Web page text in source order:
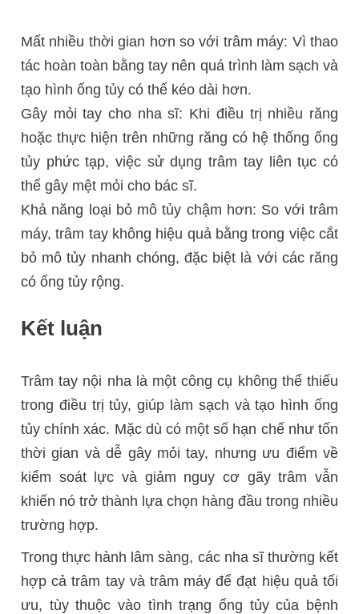
Mất nhiều thời gian hơn so với trâm máy: Vì thao
tác hoàn toàn bằng tay nên quá trình làm sạch và
tạo hình ống tủy có thể kéo dài hơn.
Gây mỏi tay cho nha sĩ: Khi điều trị nhiều răng
hoặc thực hiện trên những răng có hệ thống ống
tủy phức tạp, việc sử dụng trâm tay liên tục có
thể gây mệt mỏi cho bác sĩ.
Khả năng loại bỏ mô tủy chậm hơn: So với trâm
máy, trâm tay không hiệu quả bằng trong việc cắt
bỏ mô tủy nhanh chóng, đặc biệt là với các răng
có ống tủy rộng.
Kết luận
Trâm tay nội nha là một công cụ không thể thiếu
trong điều trị tủy, giúp làm sạch và tạo hình ống
tủy chính xác. Mặc dù có một số hạn chế như tốn
thời gian và dễ gây mỏi tay, nhưng ưu điểm về
kiểm soát lực và giảm nguy cơ gãy trâm vẫn
khiến nó trở thành lựa chọn hàng đầu trong nhiều
trường hợp.
Trong thực hành lâm sàng, các nha sĩ thường kết
hợp cả trâm tay và trâm máy để đạt hiệu quả tối
ưu, tùy thuộc vào tình trạng ống tủy của bệnh